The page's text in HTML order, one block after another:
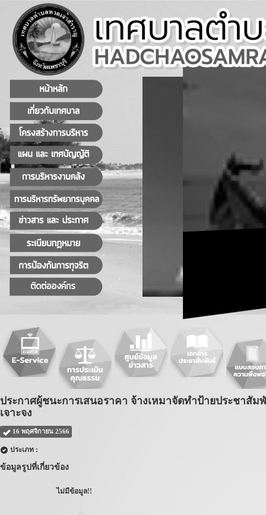
ประกาศผู้ชนะการเสนอราคา จ้างเหมาจัดทำป้ายประชาสั
เจาะจง
16 พฤศจิกายน 2566
ประเภท :
ข้อมูลรูปที่เกี่ยวข้อง
ไม่มีข้อมูล!!